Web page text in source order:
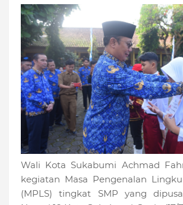
Wali Kota Sukabumi Achmad
kegiatan Masa Pengenalan
(MPLS) tingkat SMP yang